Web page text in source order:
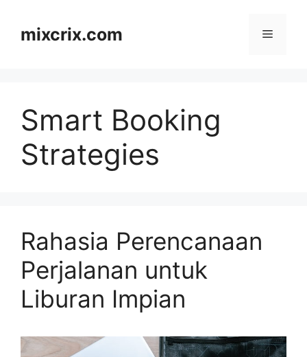
contentmixcrix.com Menu
Smart Booking
Strategies
Rahasia Perencanaan
Perjalanan untuk
Liburan Impian